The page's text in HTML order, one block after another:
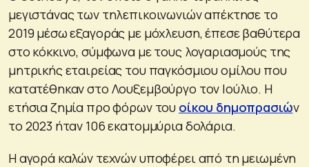
μεγιστάνας των τηλεπικοινωνιών απέκτησε το
2019 μέσω εξαγοράς με μόχλευση, έπεσε βαθύτερα
στο κόκκινο, σύμφωνα με τους λογαριασμούς της
μητρικής εταιρείας του παγκόσμιου ομίλου που
κατατέθηκαν στο Λουξεμβούργο τον Ιούλιο. Η
ετήσια ζημία προ φόρων του οίκου δημοπρασιών
το 2023 ήταν 106 εκατομμύρια δολάρια.
Η αγορά καλών τεχνών υποφέρει από τη μειωμένη